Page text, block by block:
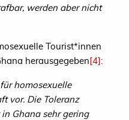
werden aber nicht
Tourist*innen
herausgegeben[4]:
homosexuelle
vor. Die Toleranz
Ghana sehr gering